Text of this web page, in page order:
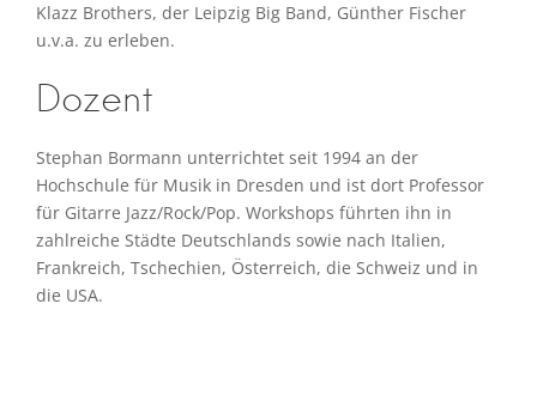
Klazz Brothers, der Leipzig Big Band, Günther Fischer
u.v.a. zu erleben.
Dozent
Stephan Bormann unterrichtet seit 1994 an der
Hochschule für Musik in Dresden und ist dort Professor
für Gitarre Jazz/Rock/Pop. Workshops führten ihn in
zahlreiche Städte Deutschlands sowie nach Italien,
Frankreich, Tschechien, Österreich, die Schweiz und in
die USA.